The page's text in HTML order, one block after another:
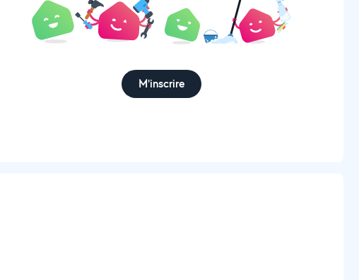
M'inscrire